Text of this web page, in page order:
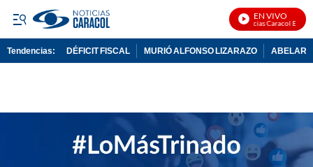
EN VIVO
Noticias Caracol En Vivo
Tendencias: DÉFICIT FISCAL MURIÓ ALFONSO LIZARAZO